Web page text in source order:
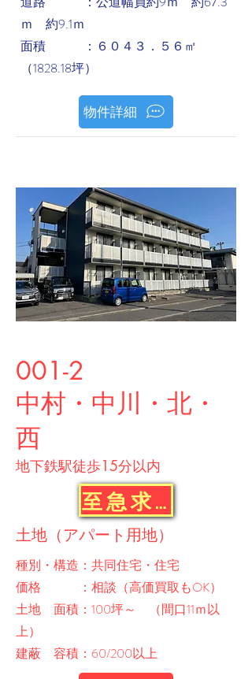
ｍ 約9.1ｍ
面積 ：６０４３．５６㎡
（1828.18坪）
物件詳細
001-2
中村・中川・北・
西
​地下鉄駅徒歩15分以内
至急求む
土地（アパート用地）
​種別・構造：共同住宅・住宅
価格 ：相談（高価買取もOK）
土地 面積：100坪～ （間口11ｍ以
上）
建蔽 容積：60/200以上